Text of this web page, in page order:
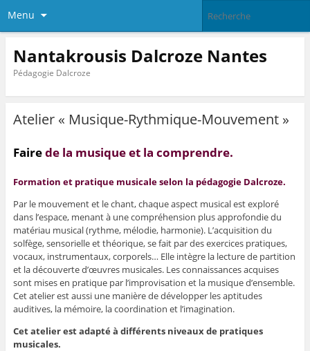
Menu
Nantakrousis Dalcroze Nantes
Pédagogie Dalcroze
Atelier « Musique-Rythmique-Mouvement »
Fairede la musique et la comprendre.
Formation et pratique musicale selon la pédagogie Dalcroze.
Par le mouvement et le chant, chaque aspect musical est exploré
dans l’espace, menant à une compréhension plus approfondie du
matériau musical (rythme, mélodie, harmonie). L’acquisition du
solfège, sensorielle et théorique, se fait par des exercices pratiques,
vocaux, instrumentaux, corporels… Elle intègre la lecture de partition
et la découverte d’œuvres musicales. Les connaissances acquises
sont mises en pratique par l’improvisation et la musique d’ensemble.
Cet atelier est aussi une manière de développer les aptitudes
auditives, la mémoire, la coordination et l’imagination.
Cet atelier est adapté à différents niveaux de pratiques
musicales.